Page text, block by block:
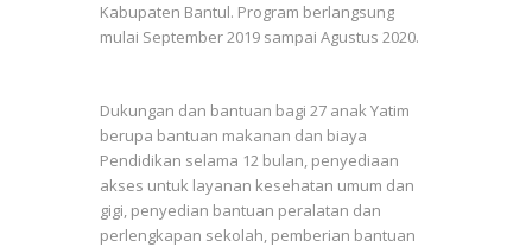
Kabupaten Bantul. Program berlangsung
mulai September 2019 sampai Agustus 2020.
Dukungan dan bantuan bagi 27 anak Yatim
berupa bantuan makanan dan biaya
Pendidikan selama 12 bulan, penyediaan
akses untuk layanan kesehatan umum dan
gigi, penyedian bantuan peralatan dan
perlengkapan sekolah, pemberian bantuan